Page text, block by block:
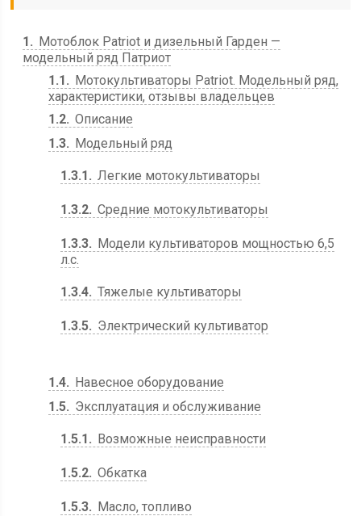
1
Мотоблок Patriot и дизельный Гарден —
модельный ряд Патриот
1.1
Мотокультиваторы Patriot. Модельный ряд,
характеристики, отзывы владельцев
1.2 Описание
1.3
Модельный ряд
1.3.1 Легкие мотокультиваторы
1.3.2 Средние мотокультиваторы
1.3.3
Модели культиваторов мощностью 6,5
л.с.
1.3.4 Тяжелые культиваторы
1.3.5 Электрический культиватор
1.4
Навесное оборудование
1.5
Эксплуатация и обслуживание
1.5.1 Возможные неисправности
1.5.2 Обкатка
1.5.3 Масло, топливо